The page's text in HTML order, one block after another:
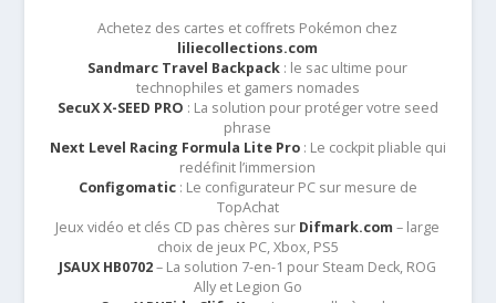
Achetez des cartes et coffrets Pokémon chez
liliecollections.com
Sandmarc Travel Backpack : le sac ultime pour
technophiles et gamers nomades
SecuX X-SEED PRO : La solution pour protéger votre seed
phrase
Next Level Racing Formula Lite Pro: Le cockpit pliable qui
redéfinit l’immersion
Configomatic: Le configurateur PC sur mesure de
TopAchat
Jeux vidéo et clés CD pas chères sur Difmark.com – large
choix de jeux PC, Xbox, PS5
JSAUX HB0702– La solution 7-en-1 pour Steam Deck, ROG
Ally et Legion Go